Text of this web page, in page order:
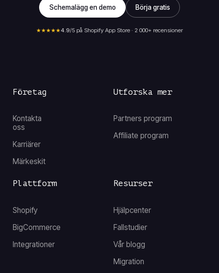
Schemalägg en demo Börja gratis
★★★★★4.9/5 på Shopify App Store · 2 000+ recensioner
Företag
Kontakta
oss
Karriärer
Märkeskit
Resurser
Hjälpcenter
Fallstudier
Vår blogg
Migration
Utforska mer
Partners program
Affiliate program
Plattform
Shopify
BigCommerce
Integrationer